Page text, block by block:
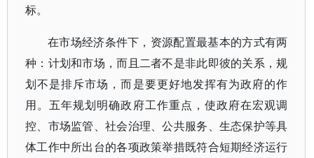
标。
在市场经济条件下，资源配置最基本的方式有两
种：计划和市场，而且二者不是非此即彼的关系，规
划不是排斥市场，而是要更好地发挥有为政府的作
用。五年规划明确政府工作重点，使政府在宏观调
控、市场监管、社会治理、公共服务、生态保护等具
体工作中所出台的各项政策举措既符合短期经济运行